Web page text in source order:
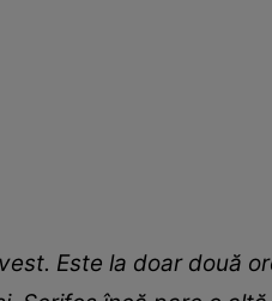
Este la doar două